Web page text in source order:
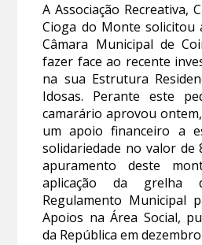
A Associação Recreativa,
Cioga do Monte solicitou
Câmara Municipal de
fazer face ao recente
na sua Estrutura
Idosas. Perante este
camarário aprovou
um apoio financeiro a
solidariedade no valor de
apuramento deste
aplicação da grelha
Regulamento Municipal
Apoios na Área Social,
da República em